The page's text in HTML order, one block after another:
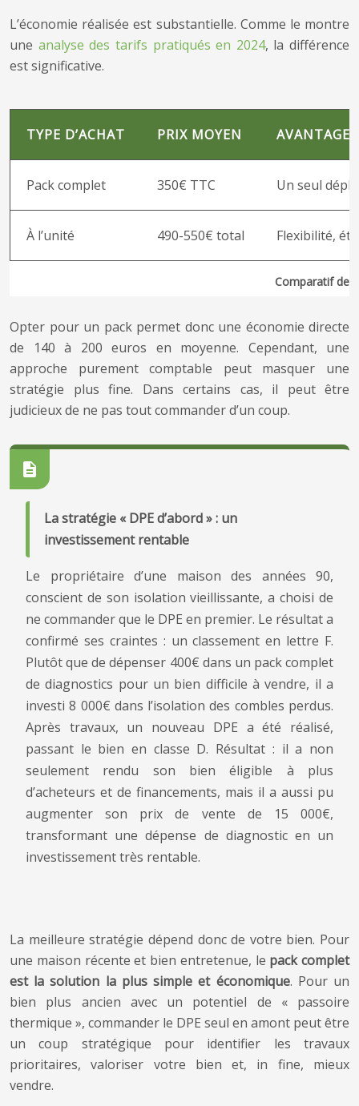
L’économie réalisée est substantielle. Comme le montre
une analyse des tarifs pratiqués en 2024, la différence
est significative.
Comparatif des
TYPE D’ACHAT PRIX MOYEN AVANTAGES
Pack complet 350€ TTC Un seul
À l’unité 490-550€ total Flexibilité,
Opter pour un pack permet donc une économie directe
de 140 à 200 euros en moyenne. Cependant, une
approche purement comptable peut masquer une
stratégie plus fine. Dans certains cas, il peut être
judicieux de ne pas tout commander d’un coup.
La stratégie « DPE d’abord » : un
investissement rentable
Le propriétaire d’une maison des années 90,
conscient de son isolation vieillissante, a choisi de
ne commander que le DPE en premier. Le résultat a
confirmé ses craintes : un classement en lettre F.
Plutôt que de dépenser 400€ dans un pack complet
de diagnostics pour un bien difficile à vendre, il a
investi 8 000€ dans l’isolation des combles perdus.
Après travaux, un nouveau DPE a été réalisé,
passant le bien en classe D. Résultat : il a non
seulement rendu son bien éligible à plus
d’acheteurs et de financements, mais il a aussi pu
augmenter son prix de vente de 15 000€,
transformant une dépense de diagnostic en un
investissement très rentable.
La meilleure stratégie dépend donc de votre bien. Pour
une maison récente et bien entretenue, le pack complet
est la solution la plus simple et économique. Pour un
bien plus ancien avec un potentiel de « passoire
thermique », commander le DPE seul en amont peut être
un coup stratégique pour identifier les travaux
prioritaires, valoriser votre bien et, in fine, mieux
vendre.